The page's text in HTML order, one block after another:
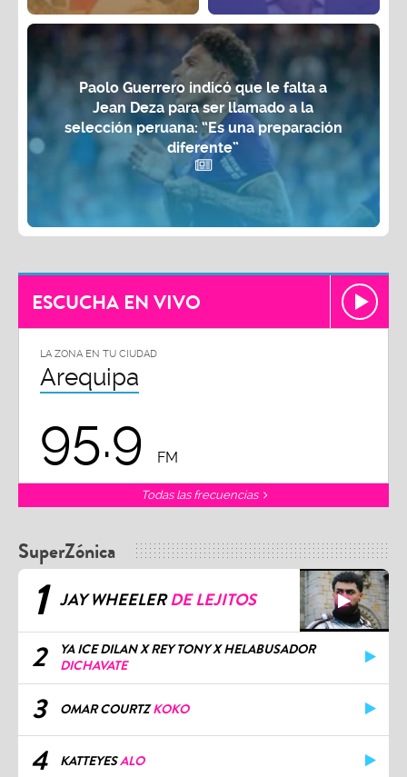
Paolo Guerrero indicó que le falta a
Jean Deza para ser llamado a la
selección peruana: “Es una preparación
diferente”
ESCUCHA EN VIVO
LA ZONA EN TU CIUDAD
Arequipa
95.9 FM
Todas las frecuencias
SuperZónica
1 JAY WHEELERDE LEJITOS
2
YA ICE DILAN X REY TONY X HELABUSADOR
DICHAVATE
3 OMAR COURTZKOKO
4 KATTEYESALO